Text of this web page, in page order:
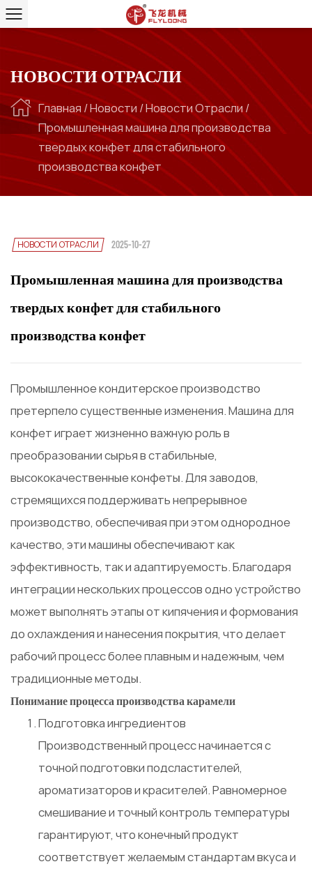
НОВОСТИ ОТРАСЛИ
Главная /Новости /Новости Отрасли/
Промышленная машина для производства
твердых конфет для стабильного
производства конфет
НОВОСТИ ОТРАСЛИ 2025-10-27
Промышленная машина для производства
твердых конфет для стабильного
производства конфет
Промышленное кондитерское производство
претерпело существенные изменения.Машина для
конфетиграет жизненно важную роль в
преобразовании сырья в стабильные,
высококачественные конфеты. Для заводов,
стремящихся поддерживать непрерывное
производство, обеспечивая при этом однородное
качество, эти машины обеспечивают как
эффективность, так и адаптируемость. Благодаря
интеграции нескольких процессов одно устройство
может выполнять этапы от кипячения и формования
до охлаждения и нанесения покрытия, что делает
рабочий процесс более плавным и надежным, чем
традиционные методы.
Понимание процесса производства карамели
Подготовка ингредиентов
Производственный процесс начинается с
точной подготовки подсластителей,
ароматизаторов и красителей. Равномерное
смешивание и точный контроль температуры
гарантируют, что конечный продукт
соответствует желаемым стандартам вкуса и